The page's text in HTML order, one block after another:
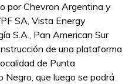
por Chevron Argentina y
SA, Vista Energy
S.A., Pan American Sur
de una plataforma
de Punta
Negro, que luego se podrá